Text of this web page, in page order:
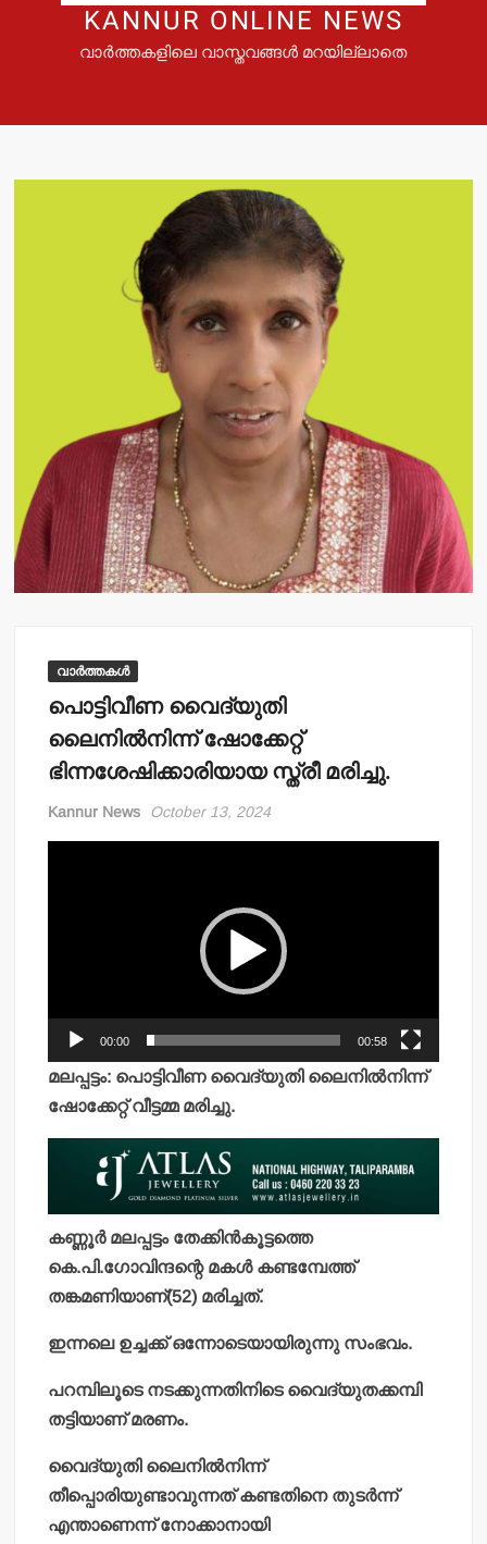
KANNUR ONLINE NEWS
വാർത്തകളിലെ വാസ്തവങ്ങൾ മറയില്ലാതെ
വാർത്തകൾ
പൊട്ടിവീണ വൈദ്യുതി
ലൈനില്‍നിന്ന് ഷോക്കേറ്റ്
ഭിന്നശേഷിക്കാരിയായ സ്ത്രീ മരിച്ചു.
Kannur News October 13, 2024
00:00 00:58
മലപ്പട്ടം: പൊട്ടിവീണ വൈദ്യുതി ലൈനില്‍നിന്ന്
ഷോക്കേറ്റ് വീട്ടമ്മ മരിച്ചു.
കണ്ണൂര്‍ മലപ്പട്ടം തേക്കിന്‍കൂട്ടത്തെ
കെ.പി.ഗോവിന്ദന്റെ മകള്‍ കണ്ടമ്പേത്ത്
തങ്കമണിയാണ്(52) മരിച്ചത്.
ഇന്നലെ ഉച്ചക്ക് ഒന്നോടെയായിരുന്നു സംഭവം.
പറമ്പിലൂടെ നടക്കുന്നതിനിടെ വൈദ്യുതക്കമ്പി
തട്ടിയാണ് മരണം.
വൈദ്യുതി ലൈനില്‍നിന്ന്
തീപ്പൊരിയുണ്ടാവുന്നത് കണ്ടതിനെ തുടര്‍ന്ന്
എന്താണെന്ന് നോക്കാനായി